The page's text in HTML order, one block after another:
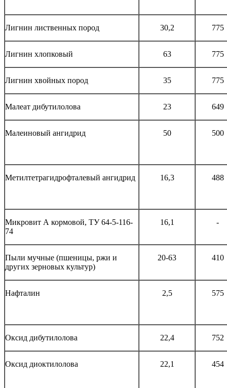
Лигнин лиственных пород 30,2 775
Лигнин хлопковый 63 775
Лигнин хвойных пород 35 775
Малеат дибутилолова 23 649
Малеиновый ангидрид 50 500
Метилтетрагидрофталевый ангидрид 16,3 488
Микровит А кормовой, ТУ 64-5-116-
74
16,1 -
Пыли мучные (пшеницы, ржи и
других зерновых культур)
20-63 410
Нафталин 2,5 575
Оксид дибутилолова 22,4 752
Оксид диоктилолова 22,1 454